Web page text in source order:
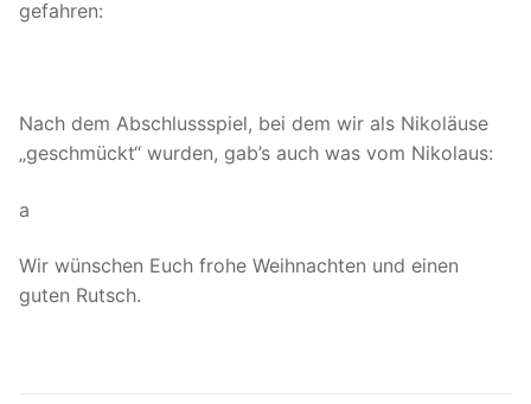
gefahren:
Nach dem Abschlussspiel, bei dem wir als Nikoläuse
„geschmückt“ wurden, gab’s auch was vom Nikolaus:
a
Wir wünschen Euch frohe Weihnachten und einen
guten Rutsch.